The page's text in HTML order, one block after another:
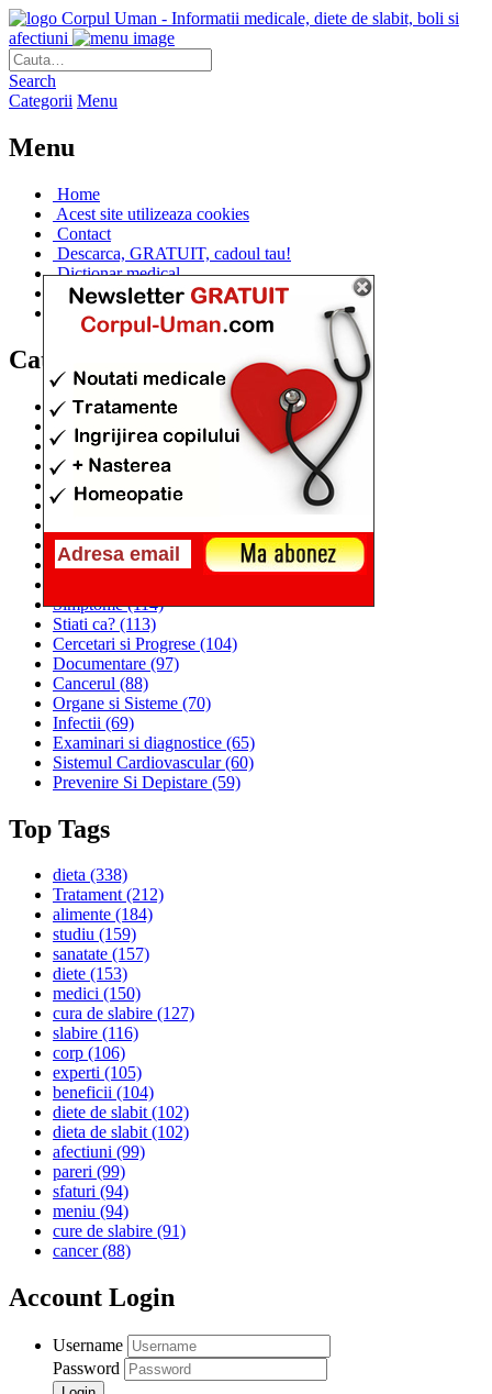
Corpul Uman - Informatii medicale, diete de slabit, boli si
afectiuni
Search
Categorii Menu
Menu
Home
Acest site utilizeaza cookies
Contact
Descarca, GRATUIT, cadoul tau!
Dictionar medical
Dr. Cristina IANUC
Linkuri utile
Categorii
Diete si cure de slabire
(706)
Afectiuni si Boli
(401)
Corpul de la A la Z(315)
Medicina Naturista
Anatomie
(295)
Alimentatia(259)
Sanatatea si Preventia(170)
Interventii si Tratamente(167)
Simptome(114)
Stiati ca? (113)
Cercetari si Progrese (104)
Documentare (97)
Cancerul (88)
Organe si Sisteme (70)
Infectii (69)
Examinari si diagnostice (65)
Sistemul Cardiovascular(60)
Prevenire Si Depistare (59)
Top Tags
dieta (338)
Tratament(212)
alimente (184)
studiu (159)
sanatate (157)
diete (153)
medici (150)
cura de slabire (127)
slabire (116)
corp (106)
experti (105)
beneficii (104)
diete de slabit(102)
dieta de slabit(102)
afectiuni (99)
pareri (99)
sfaturi (94)
meniu (94)
cure de slabire (91)
cancer(88)
Account Login
Username
Password